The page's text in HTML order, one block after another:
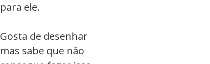
para ele.
Gosta de desenhar
mas sabe que não